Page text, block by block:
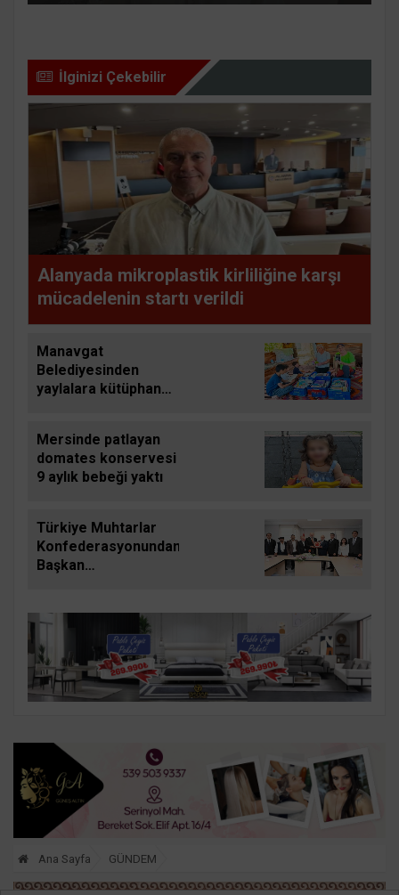
İlginizi Çekebilir
Alanyada mikroplastik kirliliğine karşı
mücadelenin startı verildi
Manavgat
Belediyesinden
yaylalara kütüphane
Mersinde patlayan
domates konservesi
9 aylık bebeği yaktı
Türkiye Muhtarlar
Konfederasyonundan
Başkan
Başkanı ödülü
Ana Sayfa GÜNDEM